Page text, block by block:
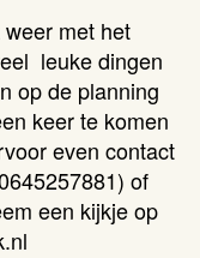
met het
leuke dingen
op de planning
keer te komen
even contact
of
een kijkje op